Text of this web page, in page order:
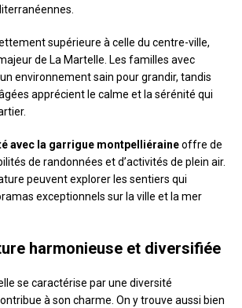
supérieure à celle du centre-ville,
de La Martelle. Les familles avec
environnement sain pour grandir, tandis
apprécient le calme et la sérénité qui
avec la garrigue montpelliéraineoffre de
de randonnées et d’activités de plein air.
peuvent explorer les sentiers qui
exceptionnels sur la ville et la mer
harmonieuse et diversifiée
se caractérise par une diversité
à son charme. On y trouve aussi bien